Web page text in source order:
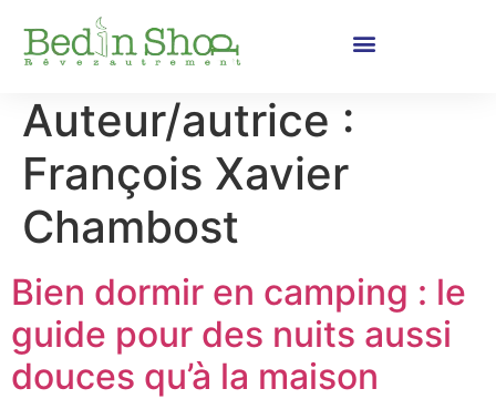
Auteur/autrice :
François Xavier
Chambost
Bien dormir en camping : le
guide pour des nuits aussi
douces qu’à la maison